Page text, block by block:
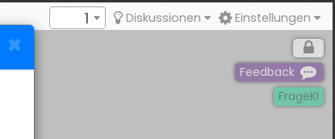
1 Diskussionen Einstellungen
Feedback
FrageKI